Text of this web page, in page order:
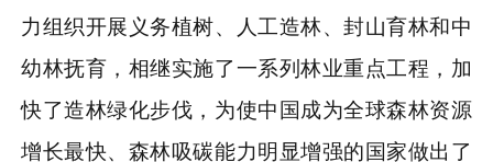
力组织开展义务植树、人工造林、封山育林和中
幼林抚育，相继实施了一系列林业重点工程，加
快了造林绿化步伐，为使中国成为全球森林资源
增长最快、森林吸碳能力明显增强的国家做出了